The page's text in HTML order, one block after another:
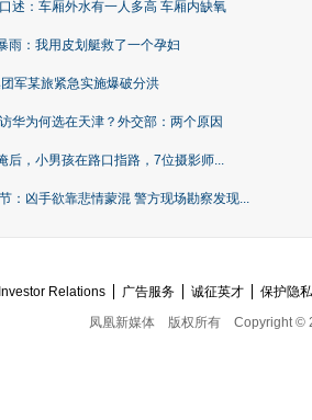
述：车厢外水有一人多高 车厢内缺氧
雨：我用皮划艇救了一个孕妇
军某旅紧急实施爆破分洪
华为何选在天津？外交部：两个原因
后，小男孩在路口指路，7位摄影师...
：凶手欲靠悲情蒙混 警方现场勘察发现...
Relations 广告服务 诚征英才
保护隐
凤凰新媒体
版权所有 Copyright ©